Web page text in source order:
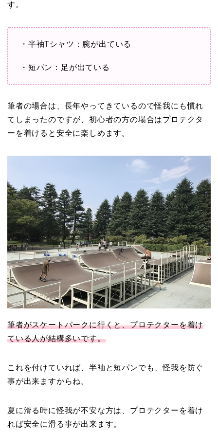
す。
・半袖Tシャツ：腕が出ている
・短パン：足が出ている
筆者の場合は、長年やってきているので怪我にも慣れ
てしまったのですが、初心者の方の場合はプロテクタ
ーを着けると安全に楽しめます。
筆者がスケートパークに行くと、プロテクターを着け
ている人が結構多いです。
これを付けていれば、半袖と短パンでも、怪我を防ぐ
事が出来ますからね。
夏に滑る時に怪我が不安な方は、プロテクターを着け
れば安全に滑る事が出来ます。